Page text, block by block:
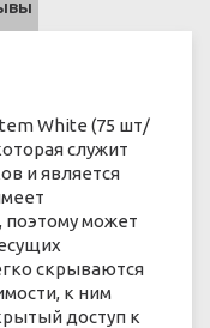
White (75 шт/
служит
и является
может
скрываются
к ним
доступ к